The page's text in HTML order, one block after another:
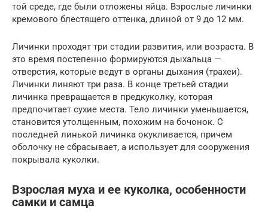
той среде, где были отложены яйца. Взрослые личинки
кремового блестящего оттенка, длиной от 9 до 12 мм.
Личинки проходят три стадии развития, или возраста. В
это время постепенно формируются дыхальца —
отверстия, которые ведут в органы дыхания (трахеи).
Личинки линяют три раза. В конце третьей стадии
личинка превращается в предкуколку, которая
предпочитает сухие места. Тело личинки уменьшается,
становится утолщенным, похожим на бочонок. С
последней линькой личинка окукливается, причем
оболочку не сбрасывает, а использует для сооружения
покрывала куколки.
Взрослая муха и ее куколка, особенности
самки и самца